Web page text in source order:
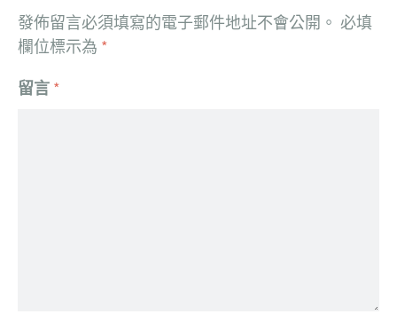
發佈留言必須填寫的電子郵件地址不會公開。 必填
欄位標示為 *
留言 *